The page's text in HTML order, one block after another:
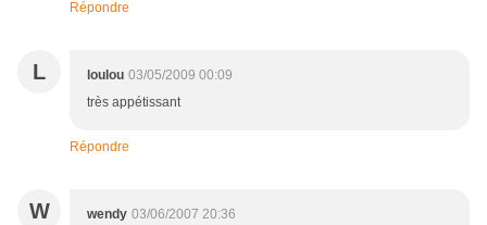
Répondre
L loulou 03/05/2009 00:09
très appétissant
Répondre
W wendy 03/06/2007 20:36